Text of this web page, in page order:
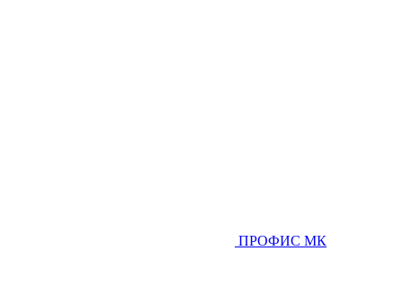
ПРОФИС МК